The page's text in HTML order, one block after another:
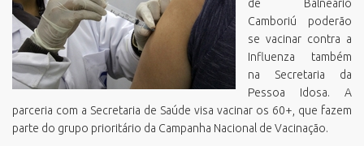
de Balneário
Camboriú poderão
se vacinar contra a
Influenza também
na Secretaria da
Pessoa Idosa. A
parceria com a Secretaria de Saúde visa vacinar os 60+, que fazem
parte do grupo prioritário da Campanha Nacional de Vacinação.